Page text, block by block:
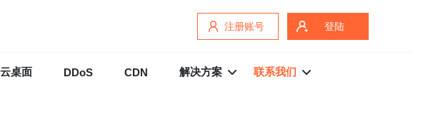
注册账号 登陆
云桌面 DDoS CDN 解决方案 联系我们